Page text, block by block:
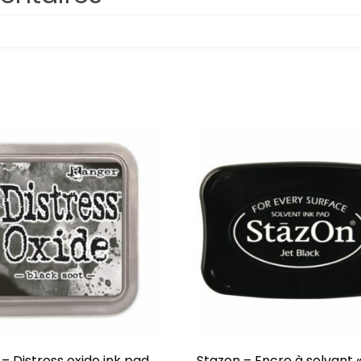
Famille
Porte-Bonheur
Hiverning
Âmes Soeurs
Confidentiel
J’veux du soleil !
Dessine-moi